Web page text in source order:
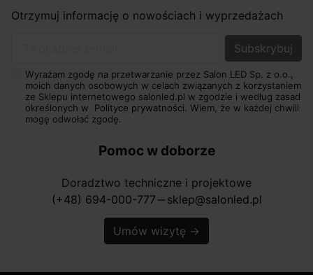
Otrzymuj informację o nowościach i wyprzedażach
Wyrażam zgodę na przetwarzanie przez Salon LED Sp. z o.o.,
moich danych osobowych w celach związanych z korzystaniem
ze Sklepu internetowego salonled.pl w zgodzie i według zasad
określonych w Polityce prywatności. Wiem, że w każdej chwili
mogę odwołać zgodę.
Pomoc w doborze
Doradztwo techniczne i projektowe
(+48) 694-000-777 horizontal_rule sklep@salonled.pl
Umów wizytę →